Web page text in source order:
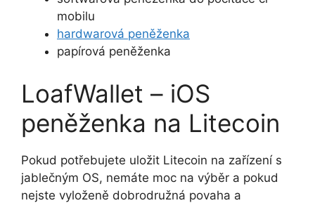
mobilu
hardwarová peněženka
papírová peněženka
LoafWallet – iOS
peněženka na Litecoin
Pokud potřebujete uložit Litecoin na zařízení s
jablečným OS, nemáte moc na výběr a pokud
nejste vyloženě dobrodružná povaha a